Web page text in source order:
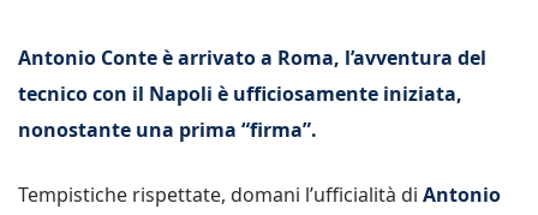
Antonio Conte è arrivato a Roma, l’avventura del
tecnico con il Napoli è ufficiosamente iniziata,
nonostante una prima “firma”.
Tempistiche rispettate, domani l’ufficialità di Antonio